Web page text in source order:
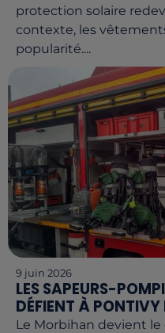
protection solaire
contexte, les
popularité....
9 juin 2026
LES SAPEURS-
DÉFIENT À PONTIVY
Le Morbihan devient